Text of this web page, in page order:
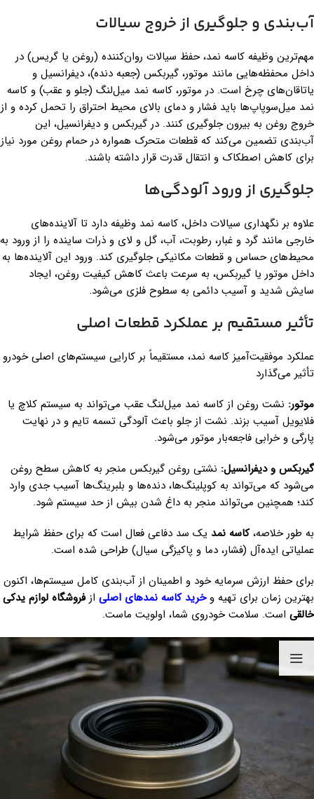
آب‌بندی و جلوگیری از خروج سیالات
مهم‌ترین وظیفه کاسه نمد، حفظ سیالات روان‌کننده (روغن یا گریس) در
داخل محفظه‌هایی مانند موتور، گیربکس (جعبه دنده)، دیفرانسیل و
یاتاقان‌های چرخ است. در موتور، کاسه نمد میل‌لنگ (جلو و عقب) و کاسه
نمد میل‌سوپاپ‌ها باید فشار و دمای بالای محیط احتراق را تحمل کرده و از
خروج روغن به بیرون جلوگیری کنند. در گیربکس و دیفرانسیل، این
آب‌بندی تضمین می‌کند که قطعات متحرک همواره در حمام روغن مورد نیاز
برای کاهش اصطکاک و انتقال قدرت قرار داشته باشند.
جلوگیری از ورود آلودگی‌ها
علاوه بر نگهداری سیالات داخل، کاسه نمد وظیفه دارد تا آلاینده‌های
خارجی مانند گرد و غبار، رطوبت، آب، گل و لای و ذرات ساینده را از ورود به
محیط‌های حساس و قطعات مکانیکی جلوگیری کند. ورود این آلاینده‌ها به
داخل موتور یا گیربکس، به سرعت باعث کاهش کیفیت روغن، ایجاد
سایش شدید و آسیب دائمی به سطوح فلزی می‌شود.
تأثیر مستقیم بر عملکرد قطعات اصلی
عملکرد موفقیت‌آمیز کاسه نمد، مستقیماً بر کارایی سیستم‌های اصلی خودرو
تأثیر می‌گذارد
موتور: نشت روغن از کاسه نمد میل‌لنگ عقب می‌تواند به سیستم کلاچ یا
فلایویل آسیب بزند. نشت از جلو باعث آلودگی تسمه تایم و در نهایت
پارگی و خرابی فاجعه‌بار موتور می‌شود.
گیربکس و دیفرانسیل: نشتی روغن گیربکس منجر به کاهش سطح روغن
می‌شود که می‌تواند به کوپلینگ‌ها، دنده‌ها و بلبرینگ‌ها آسیب جدی وارد
کند؛ همچنین می‌تواند منجر به داغ شدن بیش از حد سیستم شود.
به طور خلاصه،کاسه نمد یک سد دفاعی فعال است که برای حفظ شرایط
عملیاتی ایده‌آل (فشار، دما و پاکیزگی سیال) طراحی شده است.
برای حفظ ارزش سرمایه خود و اطمینان از آب‌بندی کامل سیستم‌ها، اکنون
بهترین زمان برای تهیه وخرید کاسه نمدهای اصلی ازفروشگاه لوازم یدکی
خالقی است. سلامت خودروی شما، اولویت ماست.